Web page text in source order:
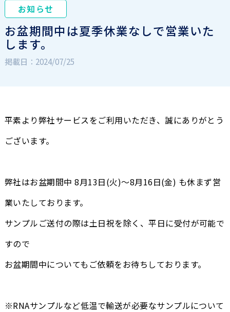
お知らせ
お盆期間中は夏季休業なしで営業いた
します。
掲載日：2024/07/25
平素より弊社サービスをご利用いただき、誠にありがとう
ございます。
弊社はお盆期間中 8月13日(火)～8月16日(金) も休まず営
業いたしております。
サンプルご送付の際は土日祝を除く、平日に受付が可能で
すので
お盆期間中についてもご依頼をお待ちしております。
※RNAサンプルなど低温で輸送が必要なサンプルについて